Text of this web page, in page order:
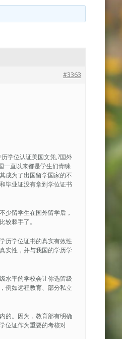
#3363
学位认证美国文凭,?国外
一直以来都是学生们青睐
成为了出国留学国家的不
毕业证没有拿到学位证书
少留学生在国外留学后，
棘手了。
历学位证书的真实有效性
实性，并与我国的学历学
水平的学校会让你选留级
例如远程教育、部分私立
的。因为，教育部有明确
位证作为重要的考核对